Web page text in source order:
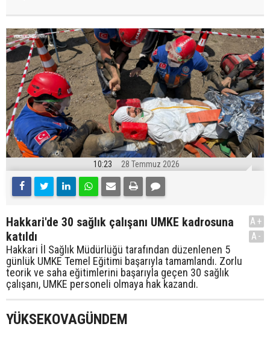
10:23 28 Temmuz 2026
Hakkari'de 30 sağlık çalışanı UMKE kadrosuna
katıldı
Hakkari İl Sağlık Müdürlüğü tarafından düzenlenen 5
günlük UMKE Temel Eğitimi başarıyla tamamlandı. Zorlu
teorik ve saha eğitimlerini başarıyla geçen 30 sağlık
çalışanı, UMKE personeli olmaya hak kazandı.
A+
A-
YÜKSEKOVAGÜNDEM